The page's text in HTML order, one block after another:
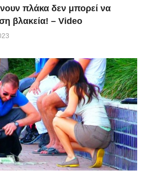
πλάκα δεν μπορεί να
βλακεία! – Video